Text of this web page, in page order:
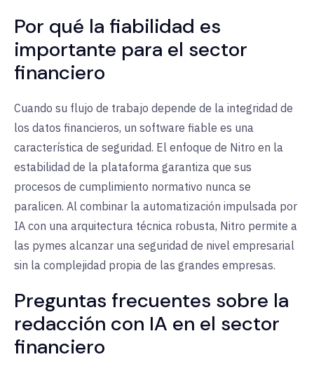
Por qué la fiabilidad es
importante para el sector
financiero
Cuando su flujo de trabajo depende de la integridad de
los datos financieros, un software fiable es una
característica de seguridad. El enfoque de Nitro en la
estabilidad de la plataforma garantiza que sus
procesos de cumplimiento normativo nunca se
paralicen. Al combinar la automatización impulsada por
IA con una arquitectura técnica robusta, Nitro permite a
las pymes alcanzar una seguridad de nivel empresarial
sin la complejidad propia de las grandes empresas.
Preguntas frecuentes sobre la
redacción con IA en el sector
financiero